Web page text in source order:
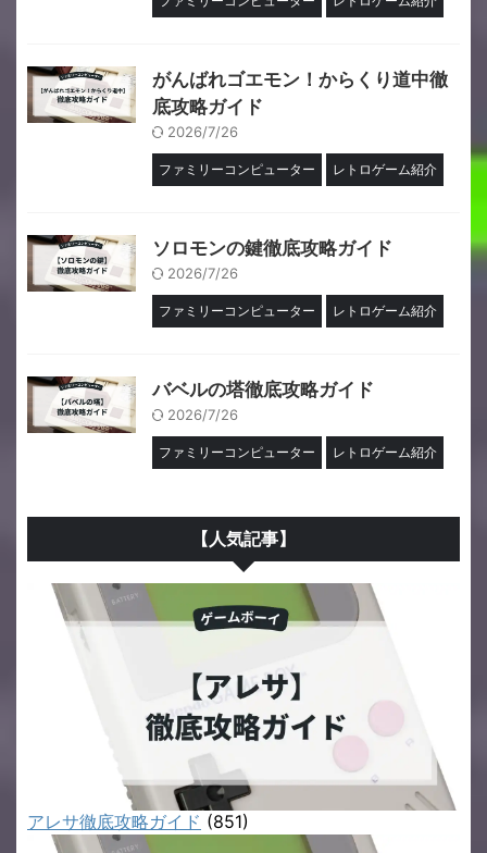
がんばれゴエモン！からくり道中徹
底攻略ガイド
2026/7/26
ファミリーコンピューター レトロゲーム紹介
ソロモンの鍵徹底攻略ガイド
2026/7/26
ファミリーコンピューター レトロゲーム紹介
バベルの塔徹底攻略ガイド
2026/7/26
ファミリーコンピューター レトロゲーム紹介
【人気記事】
アレサ徹底攻略ガイド (851)